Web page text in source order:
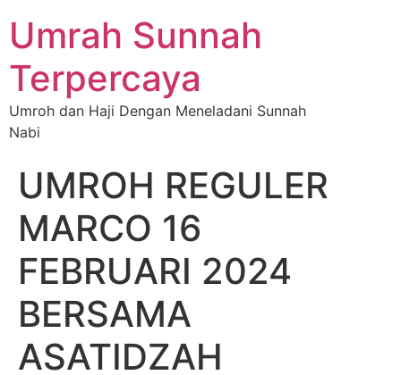
Umrah Sunnah
Terpercaya
Umroh dan Haji Dengan Meneladani Sunnah
Nabi
UMROH REGULER
MARCO 16
FEBRUARI 2024
BERSAMA
ASATIDZAH